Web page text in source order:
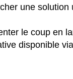
une solution
le coup en
disponible